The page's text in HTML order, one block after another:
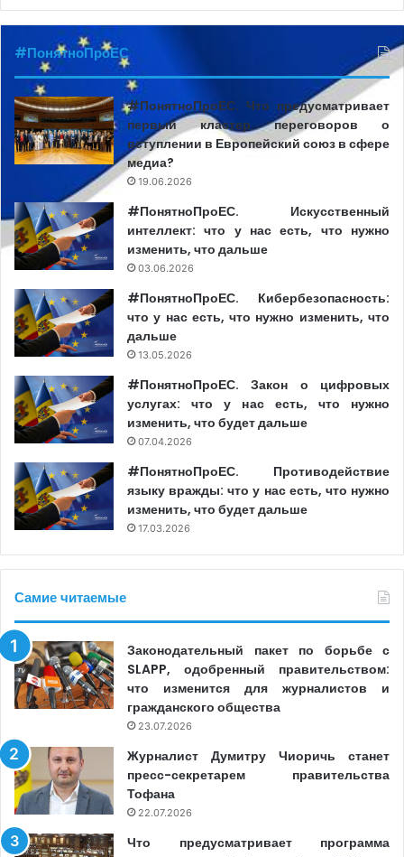
Центр независимой журналистики и ActiveWatch
выразили солидарность с более чем 70 журналистами
изданий Gazeta Sporturilor и Libertatea, «которые
публично заявили о том, что обе редакции
неоднократно подвергались редакционному давлению
со стороны руководства группы Ringier, которое
завершилось увольнением главного редактора Gazeta
Sporturilor Кэтэлина Цепелина».
#ПонятноПроЕС
#ПонятноПроЕС. Что предусматривает
первый кластер переговоров о
вступлении в Европейский союз в сфере
медиа?
19.06.2026
#ПонятноПроЕС. Искусственный
интеллект: что у нас есть, что нужно
изменить, что дальше
03.06.2026
#ПонятноПроЕС. Кибербезопасность:
что у нас есть, что нужно изменить, что
дальше
13.05.2026
#ПонятноПроЕС. Закон о цифровых
услугах: что у нас есть, что нужно
изменить, что будет дальше
07.04.2026
#ПонятноПроЕС. Противодействие
языку вражды: что у нас есть, что нужно
изменить, что будет дальше
17.03.2026
Самие читаемые
Законодательный пакет по борьбе с
SLAPP, одобренный правительством:
что изменится для журналистов и
гражданского общества
23.07.2026
Журналист Думитру Чиоричь станет
пресс-секретарем правительства
Тофана
22.07.2026
Что предусматривает программа